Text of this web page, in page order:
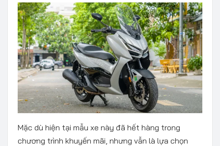
Mặc dù hiện tại mẫu xe này đã hết hàng trong
chương trình khuyến mãi, nhưng vẫn là lựa chọn